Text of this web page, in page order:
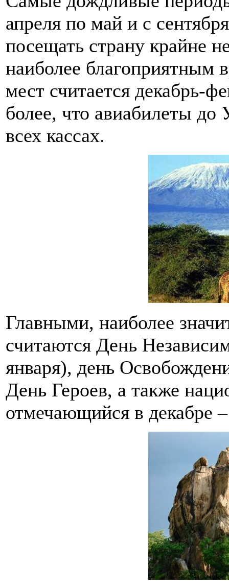
апреля по май и с
посещать страну крайне
наиболее благоприятным
мест считается декабрь-
более, что авиабилеты
всех кассах.
Главными, наиболее
считаются День
января), день
День Героев, а также
отмечающийся в декабре